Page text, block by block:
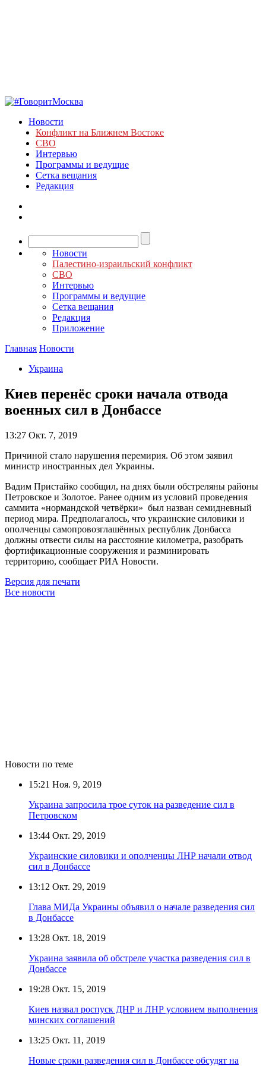
Новости
Конфликт на Ближнем Востоке
СВО
Интервью
Программы и ведущие
Сетка вещания
Редакция
Новости
Палестино-израильский конфликт
СВО
Интервью
Программы и ведущие
Сетка вещания
Редакция
Приложение
Главная Новости
Украина
Киев перенёс сроки начала отвода
военных сил в Донбассе
13:27 Окт. 7, 2019
Причиной стало нарушения перемирия. Об этом заявил
министр иностранных дел Украины.
Вадим Пристайко сообщил, на днях были обстреляны районы
Петровское и Золотое. Ранее одним из условий проведения
саммита «нормандской четвёрки» был назван семидневный
период мира. Предполагалось, что украинские силовики и
ополченцы самопровозглашённых республик Донбасса
должны отвести силы на расстояние километра, разобрать
фортификационные сооружения и разминировать
территорию, сообщает РИА Новости.
Версия для печати
Все новости
Новости по теме
15:21 Ноя. 9, 2019
Украина запросила трое суток на разведение сил в
Петровском
13:44 Окт. 29, 2019
Украинские силовики и ополченцы ЛНР начали отвод
сил в Донбассе
13:12 Окт. 29, 2019
Глава МИДа Украины объявил о начале разведения сил
в Донбассе
13:28 Окт. 18, 2019
Украина заявила об обстреле участка разведения сил в
Донбассе
19:28 Окт. 15, 2019
Киев назвал роспуск ДНР и ЛНР условием выполнения
минских соглашений
13:25 Окт. 11, 2019
Новые сроки разведения сил в Донбассе обсудят на